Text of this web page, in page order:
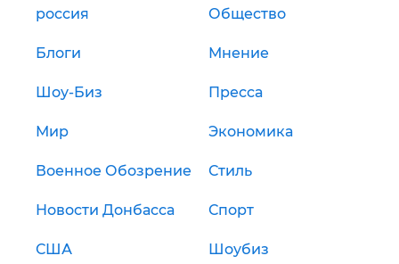
россия Общество
Блоги Мнение
Шоу-Биз Пресса
Мир Экономика
Военное Обозрение Стиль
Новости Донбасса Спорт
США Шоубиз